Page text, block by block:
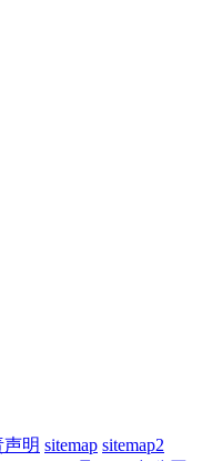
声明 sitemap sitemap2